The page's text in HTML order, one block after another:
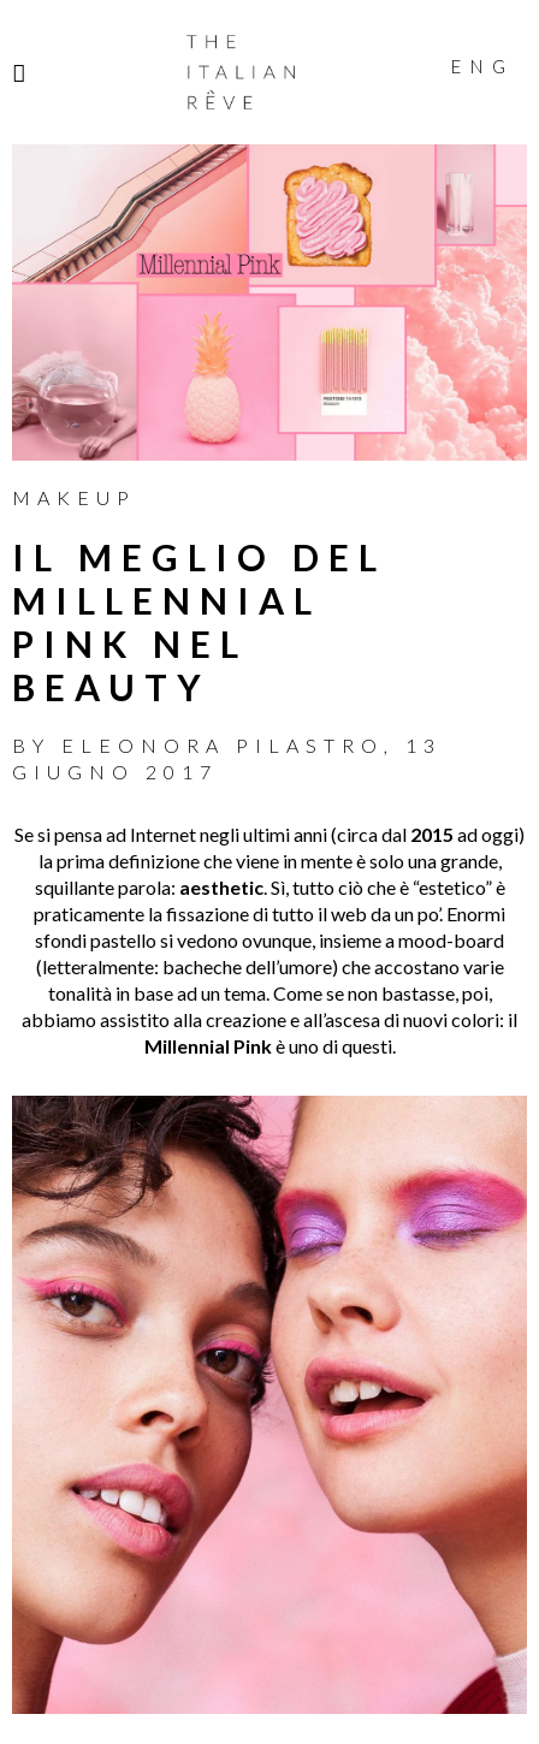
ITALIAN
RÊVE
ENG
MAKEUP
IL MEGLIO DEL
MILLENNIAL
PINK NEL
BEAUTY
BY ELEONORA PILASTRO ,
13
GIUGNO 2017
Se si pensa ad Internet negli ultimi anni (circa dal 2015 ad oggi)
la prima definizione che viene in mente è solo una grande,
squillante parola: aesthetic. Sì, tutto ciò che è “estetico” è
praticamente la fissazione di tutto il web da un po’. Enormi
sfondi pastello si vedono ovunque, insieme a mood-board
(letteralmente: bacheche dell’umore) che accostano varie
tonalità in base ad un tema. Come se non bastasse, poi,
abbiamo assistito alla creazione e all’ascesa di nuovi colori: il
Millennial Pinkè uno di questi.